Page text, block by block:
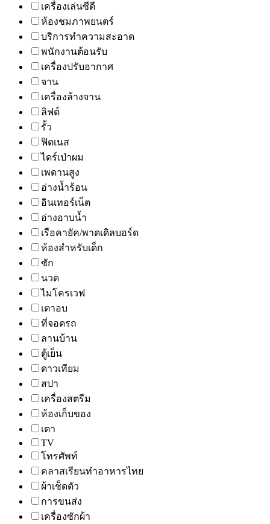
เครื่องเล่นซีดี
ห้องชมภาพยนตร์
บริการทำความสะอาด
พนักงานต้อนรับ
เครื่องปรับอากาศ
จาน
เครื่องล้างจาน
ลิฟต์
รั้ว
ฟิตเนส
ไดร์เป่าผม
เพดานสูง
อ่างน้ำร้อน
อินเทอร์เน็ต
อ่างอาบน้ำ
เรือคายัค/พาดเดิลบอร์ด
ห้องสำหรับเด็ก
ซัก
นวด
ไมโครเวฟ
เตาอบ
ที่จอดรถ
ลานบ้าน
ตู้เย็น
ดาวเทียม
สปา
เครื่องสตรีม
ห้องเก็บของ
เตา
TV
โทรศัพท์
คลาสเรียนทำอาหารไทย
ผ้าเช็ดตัว
การขนส่ง
เครื่องซักผ้า